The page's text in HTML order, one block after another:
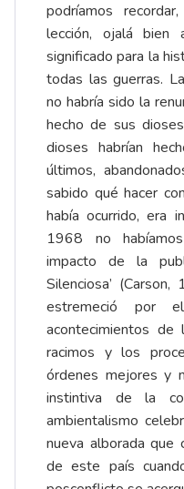
podríamos
lección, ojalá bien
significado para la
todas las guerras.
no habría sido la
hecho de sus
dioses habrían
últimos,
sabido qué hacer
había ocurrido, era
1968 no
impacto de la
Silenciosa’
estremeció por
acontecimientos
racimos y los
órdenes mejores y
instintiva de la
ambientalismo
nueva alborada que
de este país